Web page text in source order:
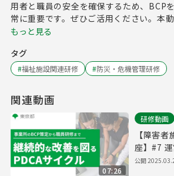
用者と職員の安全を確保するため、BCP
常に重要です。ぜひご活用ください。本
もっと見る
タグ
#福祉施設関連研修 #防災・危機管理研修
関連動画
07:26
研修動画
【障害
座】#7
の取組【
公開